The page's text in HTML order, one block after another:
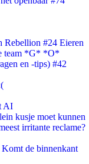
Rebellion #24 Eieren
team *G* *O*
en -tips) #42
AI
kusje moet kunnen
irritante reclame?
de binnenkant